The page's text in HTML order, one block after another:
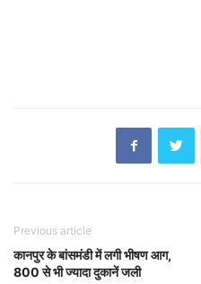
Previous article
कानपुर के बांसमंडी में लगी भीषण आग,
800 से भी ज्यादा दुकानें जली